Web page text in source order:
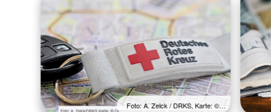
Foto: A. Zelck / DRKS, Karte: ©…